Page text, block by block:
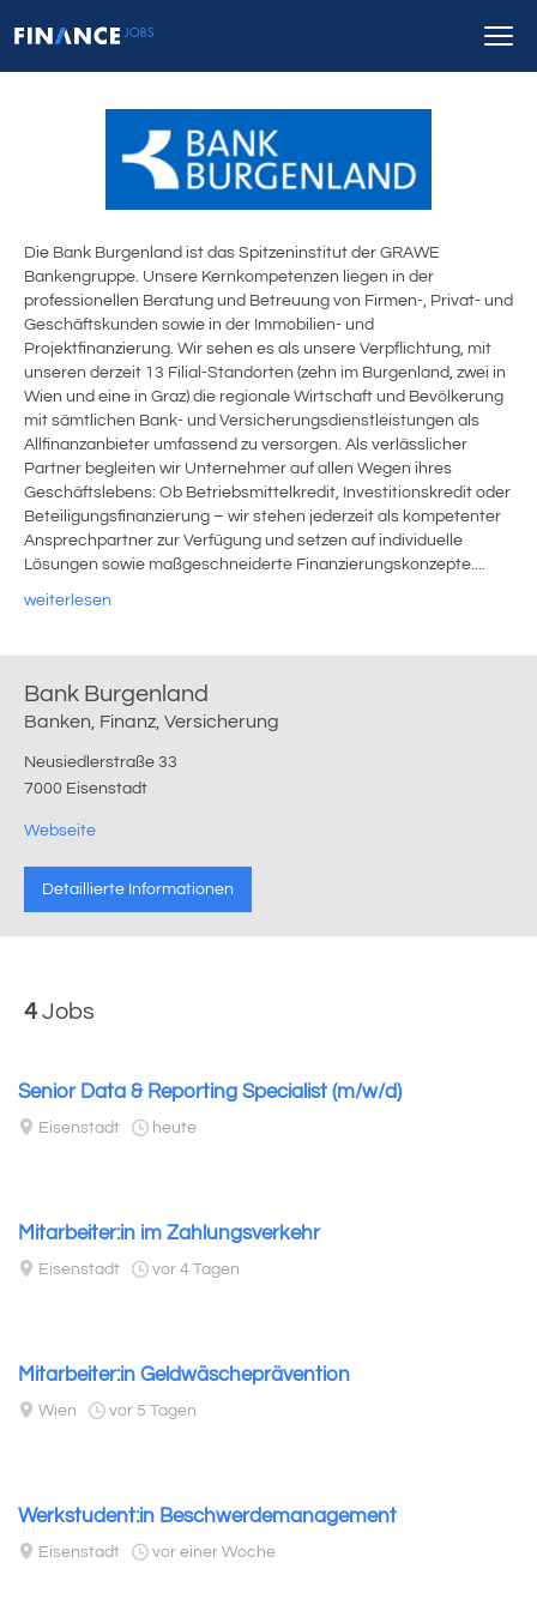
Die Bank Burgenland ist das Spitzeninstitut der GRAWE
Bankengruppe. Unsere Kernkompetenzen liegen in der
professionellen Beratung und Betreuung von Firmen-, Privat- und
Geschäftskunden sowie in der Immobilien- und
Projektfinanzierung. Wir sehen es als unsere Verpflichtung, mit
unseren derzeit 13 Filial-Standorten (zehn im Burgenland, zwei in
Wien und eine in Graz) die regionale Wirtschaft und Bevölkerung
mit sämtlichen Bank- und Versicherungsdienstleistungen als
Allfinanzanbieter umfassend zu versorgen. Als verlässlicher
Partner begleiten wir Unternehmer auf allen Wegen ihres
Geschäftslebens: Ob Betriebsmittelkredit, Investitionskredit oder
Beteiligungsfinanzierung – wir stehen jederzeit als kompetenter
Ansprechpartner zur Verfügung und setzen auf individuelle
Lösungen sowie maßgeschneiderte Finanzierungskonzepte....
weiterlesen
Bank Burgenland
Banken, Finanz, Versicherung
Neusiedlerstraße 33
7000 Eisenstadt
Webseite
Detaillierte Informationen
4 Jobs
Senior Data & Reporting Specialist (m/w/d)
Eisenstadt heute
Mitarbeiter:in im Zahlungsverkehr
Eisenstadt vor 4 Tagen
Mitarbeiter:in Geldwäscheprävention
Wien vor 5 Tagen
Werkstudent:in Beschwerdemanagement
Eisenstadt vor einer Woche